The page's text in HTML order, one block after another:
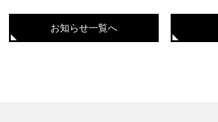
お知らせ一覧へ